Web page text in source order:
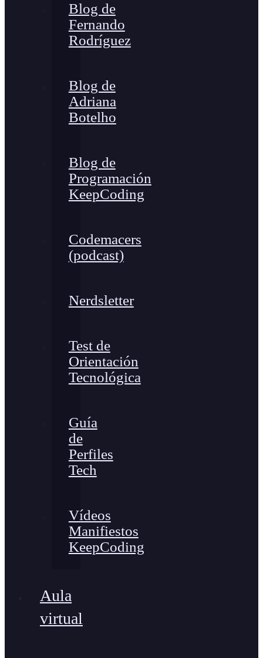
Blog de
Fernando
Rodríguez
Blog de
Adriana
Botelho
Blog de
Programación
KeepCoding
Codemacers
(podcast)
Nerdsletter
Test de
Orientación
Tecnológica
Guía
de
Perfiles
Tech
Vídeos
Manifiestos
KeepCoding
Aula
virtual